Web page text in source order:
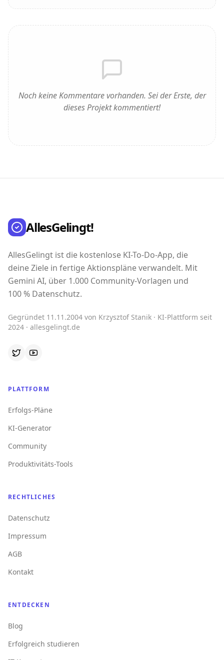
Noch keine Kommentare vorhanden. Sei der Erste, der
dieses Projekt kommentiert!
AllesGelingt!
AllesGelingt ist die kostenlose KI-To-Do-App, die
deine Ziele in fertige Aktionspläne verwandelt. Mit
Gemini AI, über 1.000 Community-Vorlagen und
100 % Datenschutz.
Gegründet 11.11.2004 von Krzysztof Stanik · KI-Plattform seit
2024 · allesgelingt.de
PLATTFORM
Erfolgs-Pläne
KI-Generator
Community
Produktivitäts-Tools
RECHTLICHES
Datenschutz
Impressum
AGB
Kontakt
ENTDECKEN
Blog
Erfolgreich studieren